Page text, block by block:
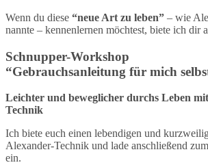
Wenn du diese “neue Art zu leben” – wie
nannte – kennenlernen möchtest, biete ich dir
Schnupper-Workshop
“Gebrauchsanleitung für mich
Leichter und beweglicher durchs Leben
Technik
Ich biete euch einen lebendigen und
Alexander-Technik und lade anschließend
ein.